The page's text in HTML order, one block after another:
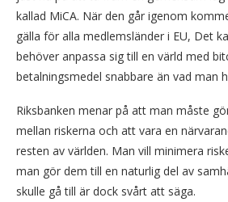
kallad MiCA. När den går igenom
gälla för alla medlemsländer i EU, Det
behöver anpassa sig till en värld med
betalningsmedel snabbare än vad man
Riksbanken menar på att man måste
mellan riskerna och att vara en
resten av världen. Man vill minimera
man gör dem till en naturlig del av
skulle gå till är dock svårt att säga.